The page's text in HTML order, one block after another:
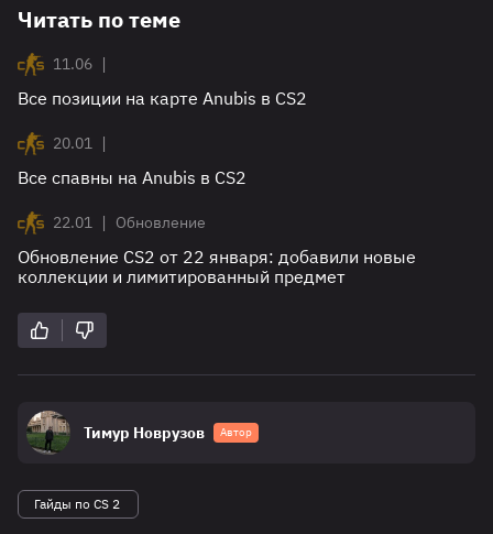
Читать по теме
11.06 |
Все позиции на карте Anubis в CS2
20.01 |
Все спавны на Anubis в CS2
22.01 | Обновление
Обновление CS2 от 22 января: добавили новые
коллекции и лимитированный предмет
Тимур Новрузов Автор
Гайды по CS 2